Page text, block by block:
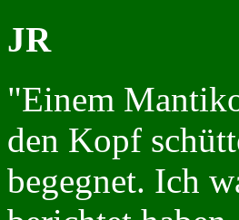
JR
"Einem
den Kopf
begegnet. Ich